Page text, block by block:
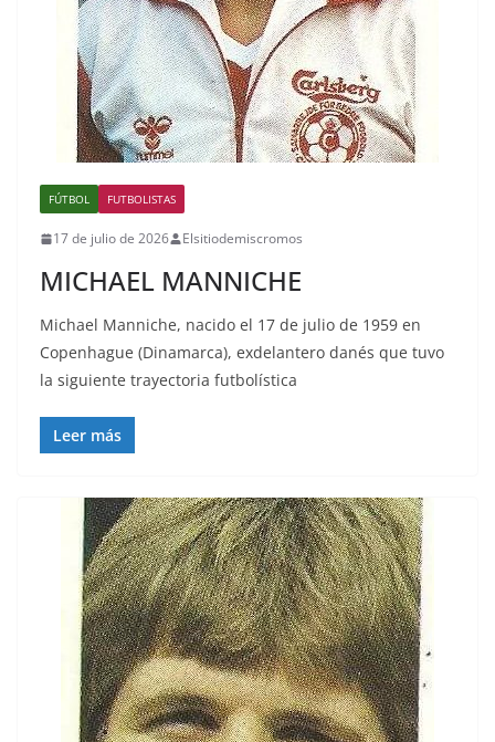
FÚTBOL FUTBOLISTAS
17 de julio de 2026 Elsitiodemiscromos
MICHAEL MANNICHE
Michael Manniche, nacido el 17 de julio de 1959 en
Copenhague (Dinamarca), exdelantero danés que tuvo
la siguiente trayectoria futbolística
Leer más